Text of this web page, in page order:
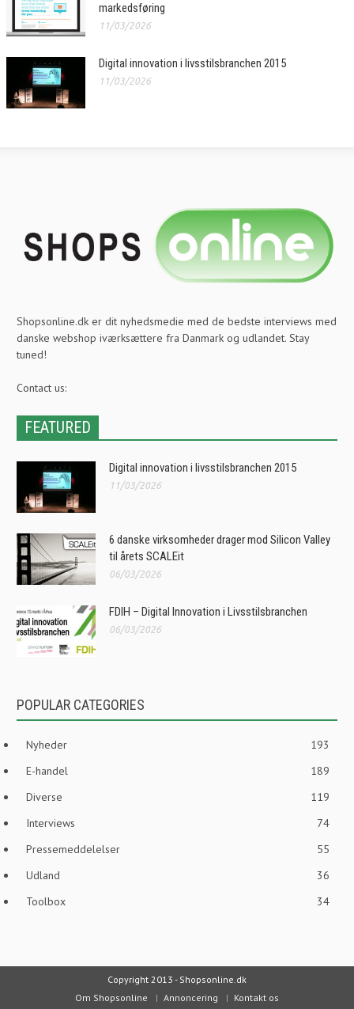
markedsføring
11/03/2026
Digital innovation i livsstilsbranchen 2015
11/03/2026
Shopsonline.dk er dit nyhedsmedie med de bedste interviews med
danske webshop iværksættere fra Danmark og udlandet. Stay
tuned!
Contact us:
FEATURED
Digital innovation i livsstilsbranchen 2015
11/03/2026
6 danske virksomheder drager mod Silicon Valley
til årets SCALEit
06/03/2026
FDIH – Digital Innovation i Livsstilsbranchen
06/03/2026
POPULAR CATEGORIES
Nyheder
193
E-handel
189
Diverse
119
Interviews
74
Pressemeddelelser
55
Udland
36
Toolbox
34
Copyright 2013 - Shopsonline.dk
Om Shopsonline
Annoncering Kontakt os